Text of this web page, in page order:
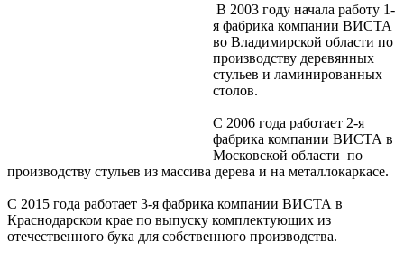
В 2003 году начала работу 1-
я фабрика компании ВИСТА
во Владимирской области по
производству деревянных
стульев и ламинированных
столов.
С 2006 года работает 2-я
фабрика компании ВИСТА в
Московской области по
производству стульев из массива дерева и на металлокаркасе.
С 2015 года работает 3-я фабрика компании ВИСТА в
Краснодарском крае по выпуску комплектующих из
отечественного бука для собственного производства.